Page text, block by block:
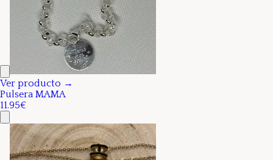
Ver producto →
Pulsera MAMA
11.95€